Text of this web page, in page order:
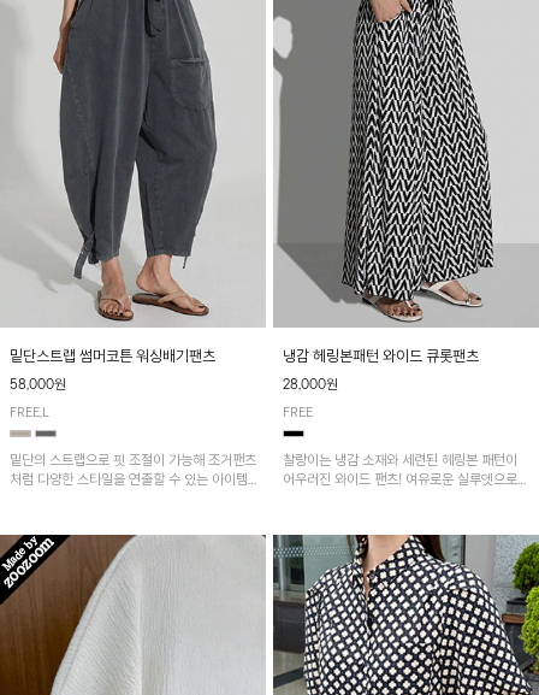
밑단스트랩 썸머코튼 워싱배기팬츠
58,000원
FREE,L
밑단의 스트랩으로 핏 조절이 가능해 조거팬츠
처럼 다양한 스타일을 연출할 수 있는 아이템!
냉감 헤링본패턴 와이드 큐롯팬츠
28,000원
FREE
찰랑이는 냉감 소재와 세련된 헤링본 패턴이
어우러진 와이드 팬츠! 여유로운 실루엣으로
다.